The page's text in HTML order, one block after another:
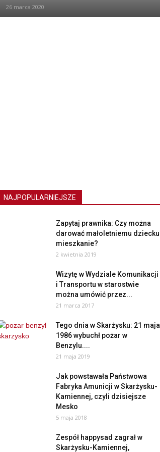
26 marca 2020
NAJPOPULARNIEJSZE
Zapytaj prawnika: Czy można
darować małoletniemu dziecku
mieszkanie?
2 kwietnia 2019
Wizytę w Wydziale Komunikacji
i Transportu w starostwie
można umówić przez...
21 marca 2017
Tego dnia w Skarżysku: 21 maja
1986 wybuchł pożar w
Benzylu....
21 maja 2019
Jak powstawała Państwowa
Fabryka Amunicji w Skarżysku-
Kamiennej, czyli dzisiejsze
Mesko
5 maja 2018
Zespół happysad zagrał w
Skarżysku-Kamiennej,